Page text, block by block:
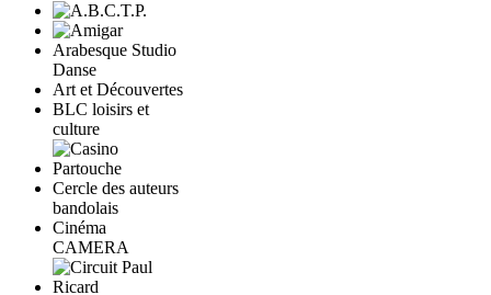
Arabesque Studio
Danse
Art et Découvertes
BLC loisirs et
culture
Cercle des auteurs
bandolais
Cinéma
CAMERA